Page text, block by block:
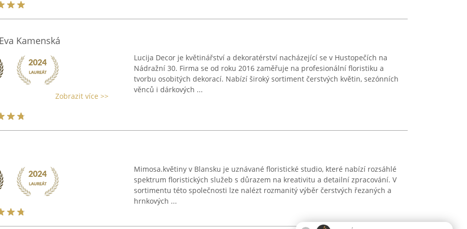
Kamenská
Zobrazit více >>
Lucija Decor je květinářství a dekoratérství nacházející se v Hustopečích na
Nádražní 30. Firma se od roku 2016 zaměřuje na profesionální floristiku a
tvorbu osobitých dekorací. Nabízí široký sortiment čerstvých květin, sezónních
věnců i dárkových ...
Mimosa.květiny v Blansku je uznávané floristické studio, které nabízí rozsáhlé
spektrum floristických služeb s důrazem na kreativitu a detailní zpracování. V
sortimentu této společnosti lze nalézt rozmanitý výběr čerstvých řezaných a
hrnkových ...